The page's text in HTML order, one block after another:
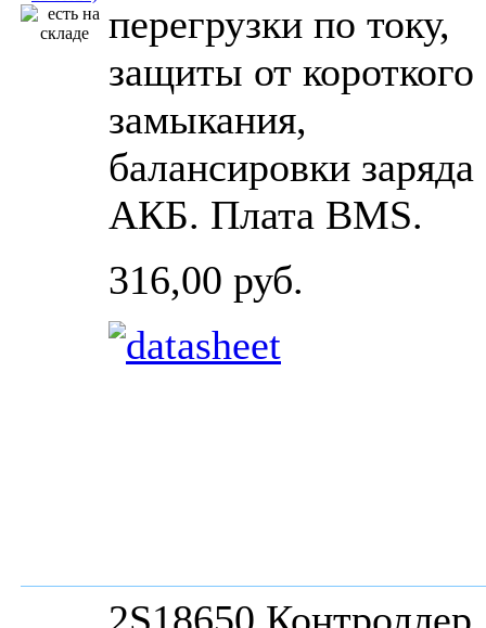
перегрузки по току,
защиты от короткого
замыкания,
балансировки заряда
АКБ. Плата BMS.
316,00 руб.